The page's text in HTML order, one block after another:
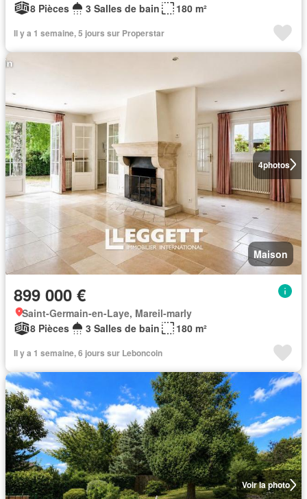
8 Pièces
3 Salles de bain 180 m²
Il y a 1 semaine, 5 jours sur Properstar
4photos
Maison
899 000 €
Saint-Germain-en-Laye, Mareil-marly
8 Pièces
3 Salles de bain 180 m²
Il y a 1 semaine, 6 jours sur Leboncoin
Voir la photo